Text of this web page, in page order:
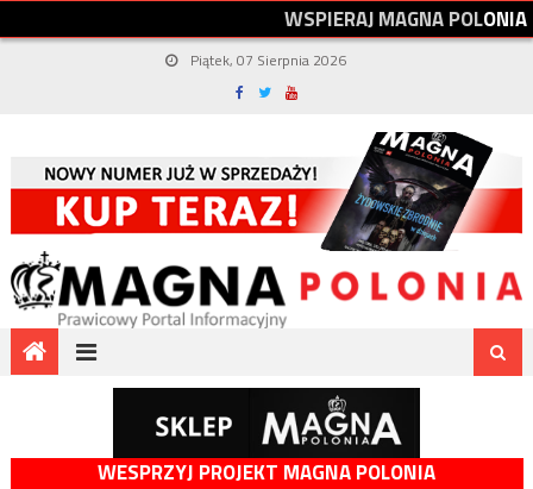
WSPIERAJMAGNAPOLONIA
Piątek, 07 Sierpnia 2026
WESPRZYJ PROJEKT MAGNA POLONIA